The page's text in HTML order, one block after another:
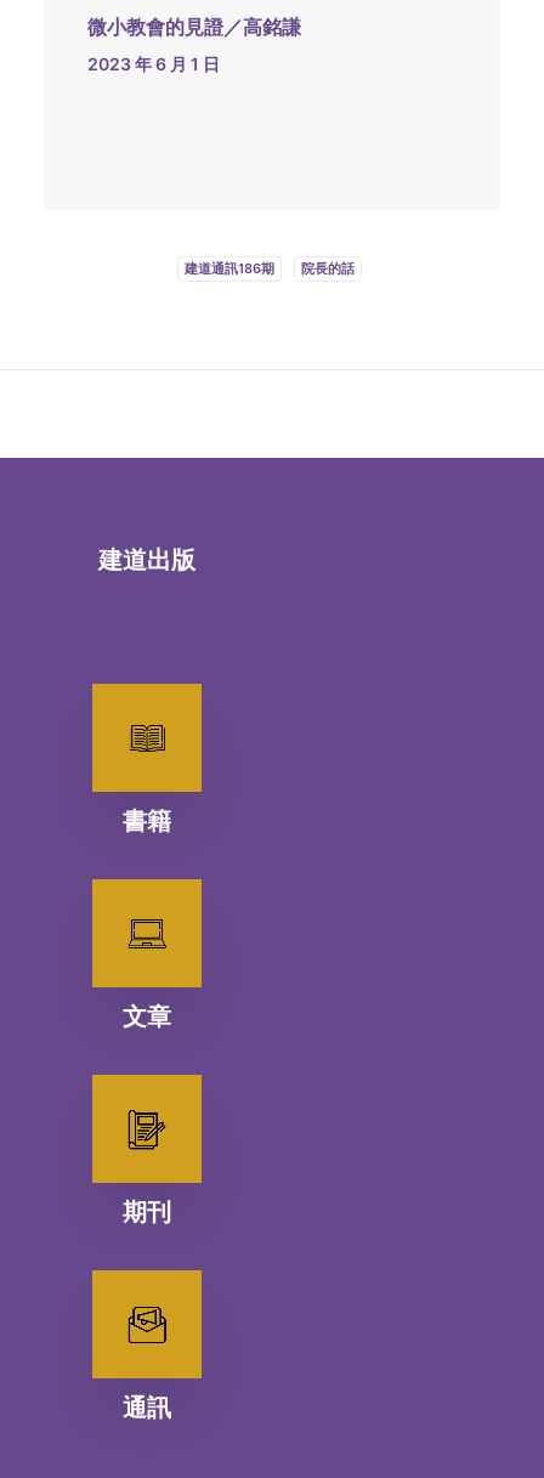
微小教會的見證／高銘謙
2023 年 6 月 1 日
建道通訊186期 院長的話
建道出版
書籍
文章
期刊
通訊